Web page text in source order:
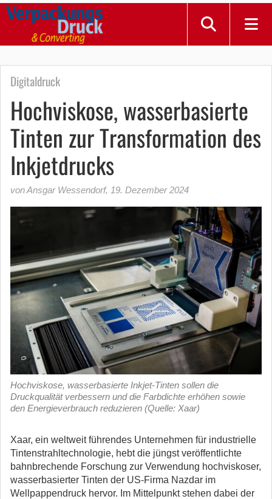
Digitaldruck
Hochviskose, wasserbasierte
Tinten zur Transformation des
Inkjetdrucks
von Ansgar Wessendorf, 19. Dezember 2024
Hochviskose, wasserbasierte Inkjet-Tinten sollen die
Druckqualität verbessern und die Farbdichte erhöhen sowie
den Energieverbrauch reduzieren (Quelle: Xaar)
Xaar, ein weltweit führendes Unternehmen für industrielle
Tintenstrahltechnologie, hebt die jüngst veröffentlichte
bahnbrechende Forschung zur Verwendung hochviskoser,
wasserbasierter Tinten der US-Firma Nazdar im
Wellpappendruck hervor. Im Mittelpunkt stehen dabei der